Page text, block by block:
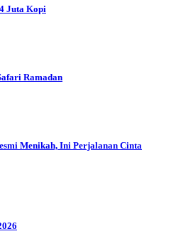
Juta Kopi
Ramadan
Menikah, Ini Perjalanan Cinta